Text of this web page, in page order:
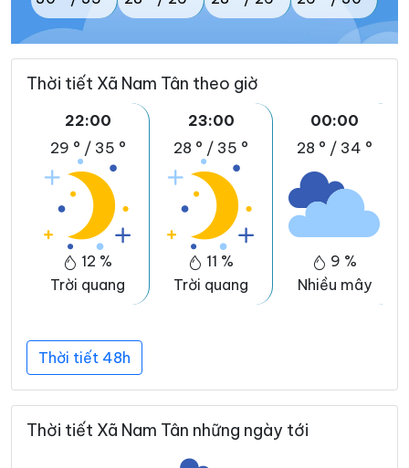
Thời tiết Xã Nam Tân theo giờ
22:00
29 ° / 35 °
12 %
Trời quang
23:00
28 ° / 35 °
11 %
Trời quang
00:00
28 ° / 34 °
9 %
Nhiều mây
Thời tiết 48h
Thời tiết Xã Nam Tân những ngày tới